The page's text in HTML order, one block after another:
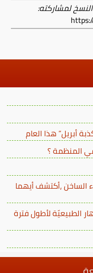
لمشاركته:
أبريل” هذا العام
المنظمة ؟
الساخن ،أكتشف أيهما
الطبيعيّة لأطول فترة